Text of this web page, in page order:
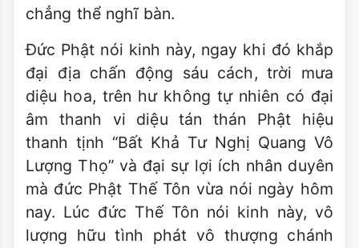
chẳng thể nghĩ bàn.
Đức Phật nói kinh này, ngay khi đó khắp
đại địa chấn động sáu cách, trời mưa
diệu hoa, trên hư không tự nhiên có đại
âm thanh vi diệu tán thán Phật hiệu
thanh tịnh “Bất Khả Tư Nghị Quang Vô
Lượng Thọ” và đại sự lợi ích nhân duyên
mà đức Phật Thế Tôn vừa nói ngày hôm
nay. Lúc đức Thế Tôn nói kinh này, vô
lượng hữu tình phát vô thượng chánh